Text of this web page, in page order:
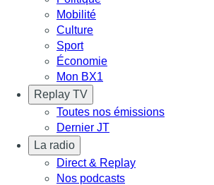
Mobilité
Culture
Sport
Économie
Mon BX1
Replay TV
Toutes nos émissions
Dernier JT
La radio
Direct & Replay
Nos podcasts